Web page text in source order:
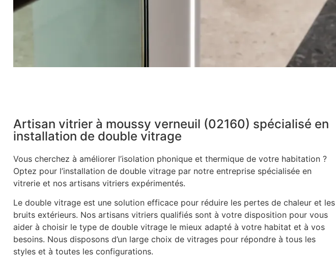
Artisan vitrier à moussy verneuil (02160) spécialisé en
installation de double vitrage
Vous cherchez à améliorer l’isolation phonique et thermique de votre habitation ?
Optez pour l’installation de double vitrage par notre entreprise spécialisée en
vitrerie et nos artisans vitriers expérimentés.
Le double vitrage est une solution efficace pour réduire les pertes de chaleur et les
bruits extérieurs. Nos artisans vitriers qualifiés sont à votre disposition pour vous
aider à choisir le type de double vitrage le mieux adapté à votre habitat et à vos
besoins. Nous disposons d’un large choix de vitrages pour répondre à tous les
styles et à toutes les configurations.